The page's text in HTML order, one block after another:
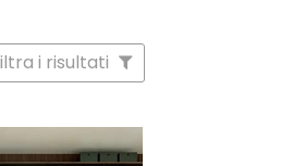
i risultati